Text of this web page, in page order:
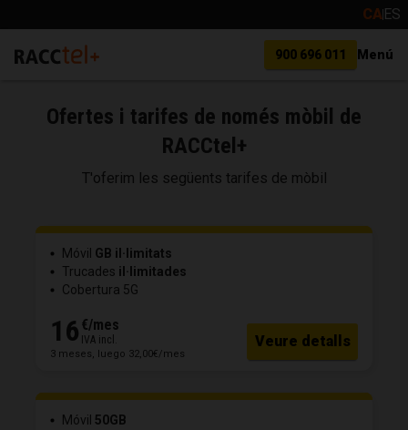
CAES
900 696 011 Menú
Ofertes i tarifes de només mòbil de
RACCtel+
T'oferim les següents tarifes de mòbil
Móvil GB il·limitats
Trucades il·limitades
Cobertura 5G
16 €/mes
IVA incl.
3 meses, luego 32,00€/mes
Veure detalls
Móvil 50GB